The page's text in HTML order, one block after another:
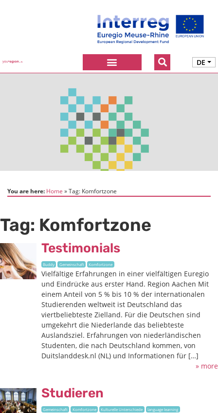
DE
You are here: Home Tag: Komfortzone
Tag: Komfortzone
Testimonials
Buddy Gemeinschaft Komfortzone
Vielfältige Erfahrungen in einer vielfältigen Euregio
und Eindrücke aus erster Hand. Region Aachen Mit
einem Anteil von 5 % bis 10 % der internationalen
Studierenden weltweit ist Deutschland das
viertbeliebteste Zielland. Für die Deutschen sind
umgekehrt die Niederlande das beliebteste
Auslandsziel. Erfahrungen von niederländischen
Studenten, die nach Deutschland kommen, von
Duitslanddesk.nl (NL) und Informationen für […]
» more
Studieren
Gemeinschaft Komfortzone Kulturelle Unterschiede language learning